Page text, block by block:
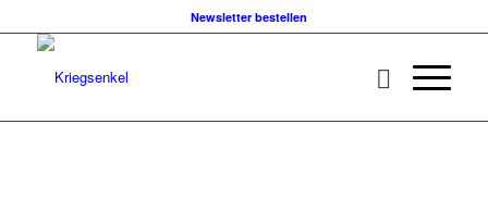
Newsletter bestellen